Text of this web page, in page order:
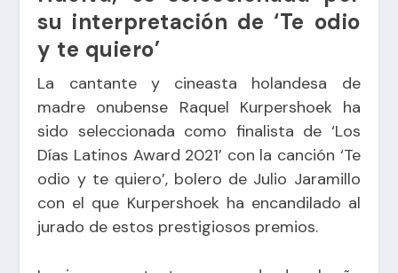
su interpretación de ‘Te odio
y te quiero’
La cantante y cineasta holandesa de
madre onubense Raquel Kurpershoek ha
sido seleccionada como finalista de ‘Los
Días Latinos Award 2021’ con la canción ‘Te
odio y te quiero’, bolero de Julio Jaramillo
con el que Kurpershoek ha encandilado al
jurado de estos prestigiosos premios.